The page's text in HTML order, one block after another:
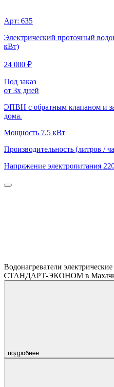
Арт: 635
Электрический проточный
кВт)
24 000 ₽
Под заказ
от 3х дней
ЭПВН с обратным клапаном и
дома.
Мощность 7.5 кВт
Производительность (литров /
Напряжение электропитания
Водонагреватели
СТАНДАРТ-ЭКОНОМ в
подробнее